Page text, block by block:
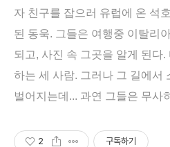
자 친구를 잡으러 유럽에 온 석
된 동욱. 그들은 여행중 이탈리
되고, 사진 속 그곳을 알게 된다
하는 세 사람. 그러나 그 길에서
벌어지는데... 과연 그들은 무사
2 구독하기